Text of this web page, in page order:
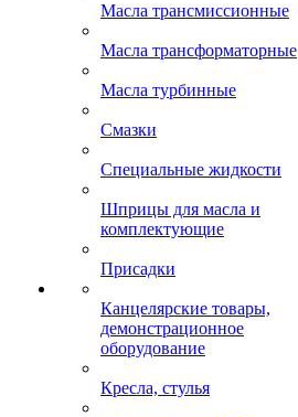
Масла трансмиссионные
Масла трансформаторные
Масла турбинные
Смазки
Специальные жидкости
Шприцы для масла и
комплектующие
Присадки
Канцелярские товары,
демонстрационное
оборудование
Кресла, стулья